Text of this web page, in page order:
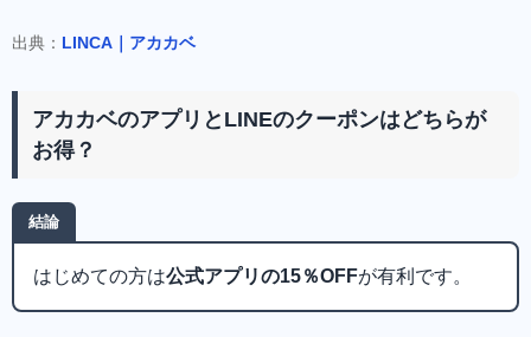
出典： LINCA｜アカカベ
アカカベのアプリとLINEのクーポンはどちらが
お得？
結論
はじめての方は公式アプリの15％OFFが有利です。